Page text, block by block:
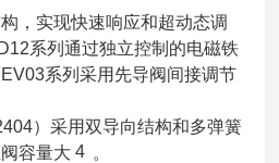
，实现快速响应和超动态调
系列通过独立控制的电磁铁
系列采用先导阀间接调节
）采用双导向结构和多弹簧
容量大 4 。